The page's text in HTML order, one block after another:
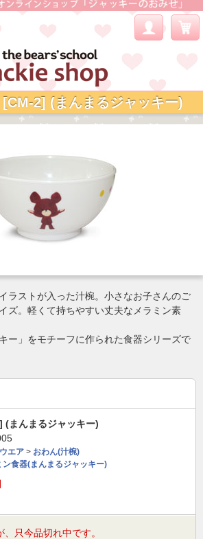
2] (まんまるジャッキー)
ラストが入った汁椀。小さなお子さんのご
ズ。軽くて持ちやすい丈夫なメラミン素
ー」をモチーフに作られた食器シリーズで
(まんまるジャッキー)
エア > おわん(汁椀)
ン食器(まんまるジャッキー)
只今品切れ中です。